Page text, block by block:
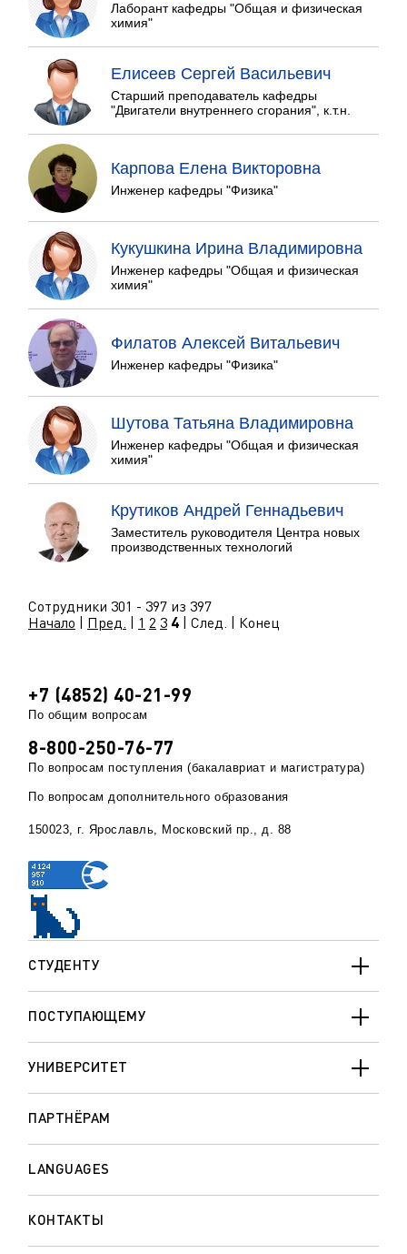
Лаборант кафедры "Общая и физическая
химия"
Елисеев Сергей Васильевич
Старший преподаватель кафедры
"Двигатели внутреннего сгорания", к.т.н.
Карпова Елена Викторовна
Инженер кафедры "Физика"
Кукушкина Ирина Владимировна
Инженер кафедры "Общая и физическая
химия"
Филатов Алексей Витальевич
Инженер кафедры "Физика"
Шутова Татьяна Владимировна
Инженер кафедры "Общая и физическая
химия"
Крутиков Андрей Геннадьевич
Заместитель руководителя Центра новых
производственных технологий
Сотрудники 301 - 397 из 397
Начало
Пред. 1 2 3 4 | След. | Конец
СТУДЕНТУ
ПОСТУПАЮЩЕМУ
УНИВЕРСИТЕТ
ПАРТНЁРАМ
LANGUAGES
КОНТАКТЫ
+7 (4852) 40-21-99
По общим вопросам
8-800-250-76-77
По вопросам поступления (бакалавриат и магистратура)
По вопросам дополнительного образования
150023, г. Ярославль, Московский пр., д. 88